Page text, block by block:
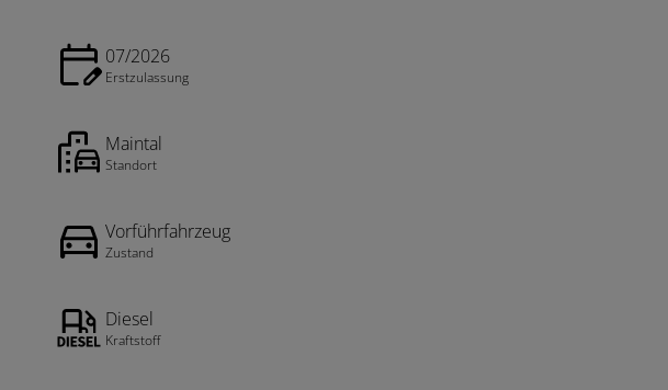
07/2026
Erstzulassung
Maintal
Standort
Vorführfahrzeug
Zustand
Diesel
Kraftstoff